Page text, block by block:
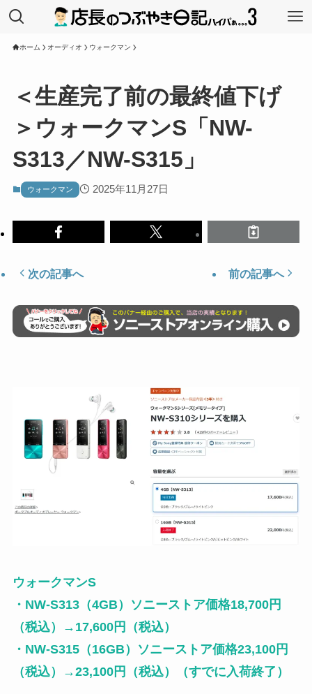
ホーム オーディオ ウォークマン
＜生産完了前の最終値下げ
＞ウォークマンS「NW-
S313／NW-S315」
ウォークマン 2025年11月27日
次の記事へ 前の記事へ
ウォークマンS
・NW-S313（4GB）ソニーストア価格18,700円
（税込）→17,600円（税込）
・NW-S315（16GB）ソニーストア価格23,100円
（税込）→23,100円（税込）（すでに入荷終了）